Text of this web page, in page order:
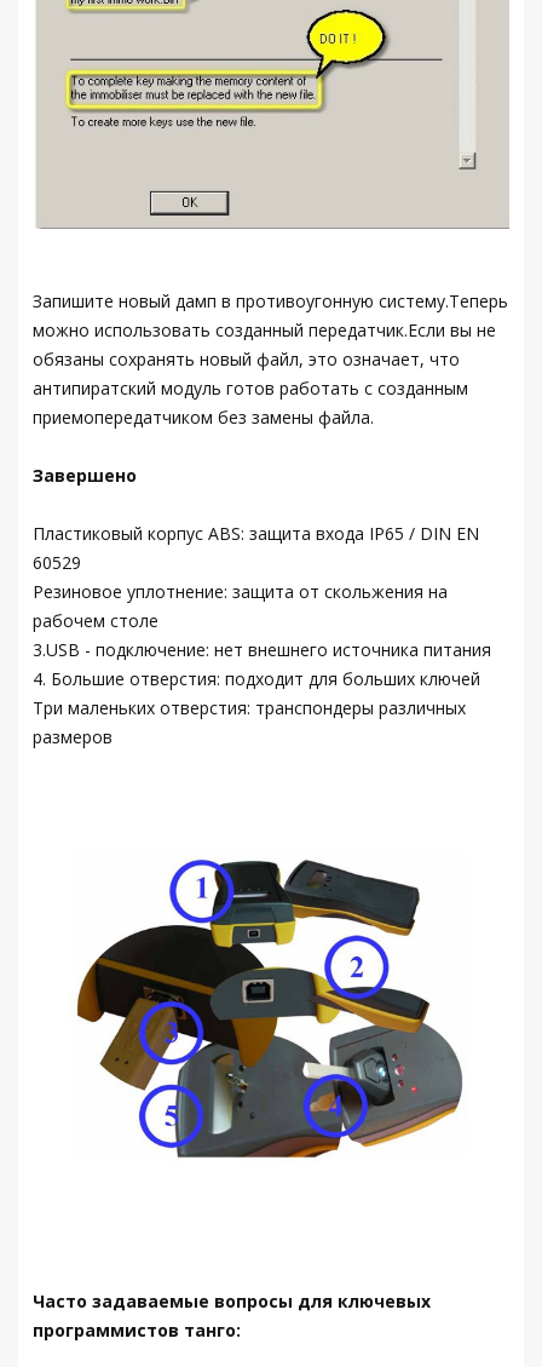
Запишите новый дамп в противоугонную систему.Теперь
можно использовать созданный передатчик.Если вы не
обязаны сохранять новый файл, это означает, что
антипиратский модуль готов работать с созданным
приемопередатчиком без замены файла.
Завершено
Пластиковый корпус ABS: защита входа IP65 / DIN EN
60529
Резиновое уплотнение: защита от скольжения на
рабочем столе
3.USB - подключение: нет внешнего источника питания
4. Большие отверстия: подходит для больших ключей
Три маленьких отверстия: транспондеры различных
размеров
Часто задаваемые вопросы для ключевых
программистов танго: